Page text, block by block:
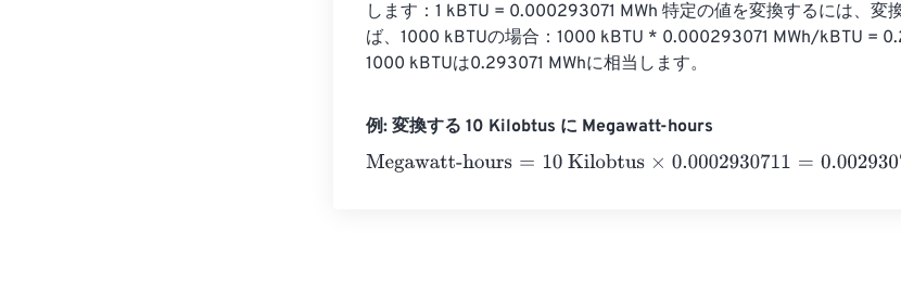
します：1 kBTU = 0.000293071 MWh 特定の値を変換するには、変
ば、1000 kBTUの場合：1000 kBTU * 0.000293071 MWh/kBTU =
1000 kBTUは0.293071 MWhに相当します。
例: 変換する 10 Kilobtus に Megawatt-hours
Megawatt-hours=10 Kilobtus×0.0002930711=0.0029307